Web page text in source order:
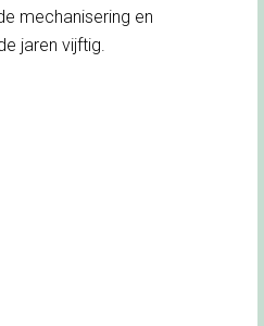
mechanisering en
jaren vijftig.